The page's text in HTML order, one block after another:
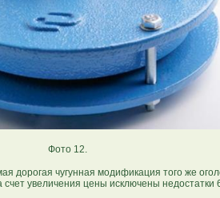
Фото 12.
дорогая чугунная модификация того же
увеличения цены исключены